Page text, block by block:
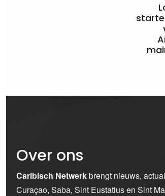
Over ons
Caribisch Netwerkbrengt nieuws,
Curaçao, Saba, Sint Eustatius en Sint